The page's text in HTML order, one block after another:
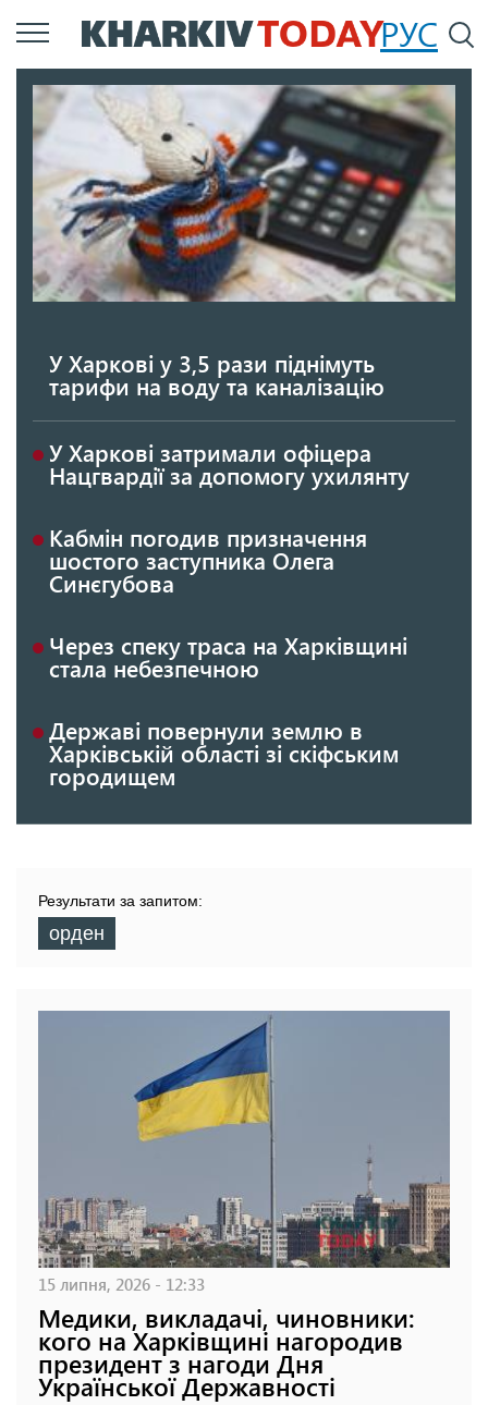
Перейти
до
вмісту
РУС
У Харкові у 3,5 рази піднімуть
тарифи на воду та каналізацію
У Харкові затримали офіцера
Нацгвардії за допомогу ухилянту
Кабмін погодив призначення
шостого заступника Олега
Синєгубова
Через спеку траса на Харківщині
стала небезпечною
Державі повернули землю в
Харківській області зі скіфським
городищем
Результати за запитом:
орден
15 липня, 2026 - 12:33
Медики, викладачі, чиновники:
кого на Харківщині нагородив
президент з нагоди Дня
Української Державності